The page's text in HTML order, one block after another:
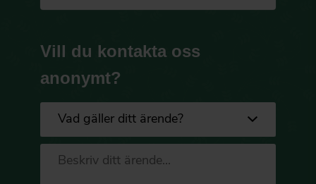
Vill du kontakta oss
anonymt?